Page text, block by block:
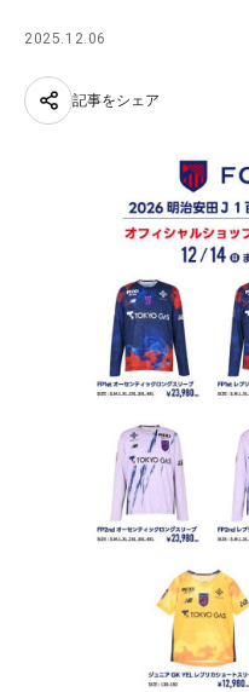
2025.12.06
記事をシェア